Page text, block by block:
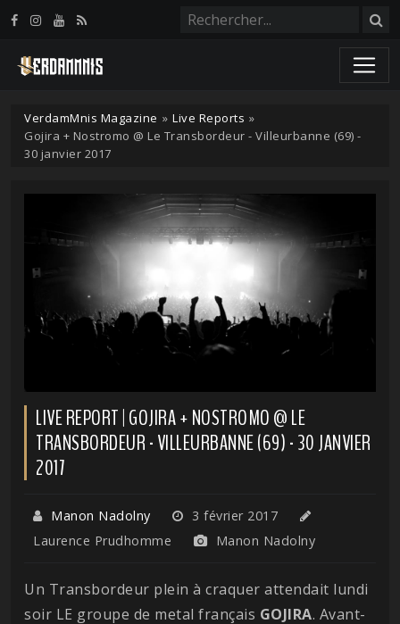
VerdamMnis Magazine » Live Reports »
Gojira + Nostromo @ Le Transbordeur - Villeurbanne (69) -
30 janvier 2017
LIVE REPORT | GOJIRA + NOSTROMO @ LE
TRANSBORDEUR - VILLEURBANNE (69) - 30 JANVIER
2017
Manon Nadolny
3 février 2017
Laurence Prudhomme
Manon Nadolny
Un Transbordeur plein à craquer attendait lundi
soir LE groupe de metal français GOJIRA. Avant-
Panneau de gestion des cookies